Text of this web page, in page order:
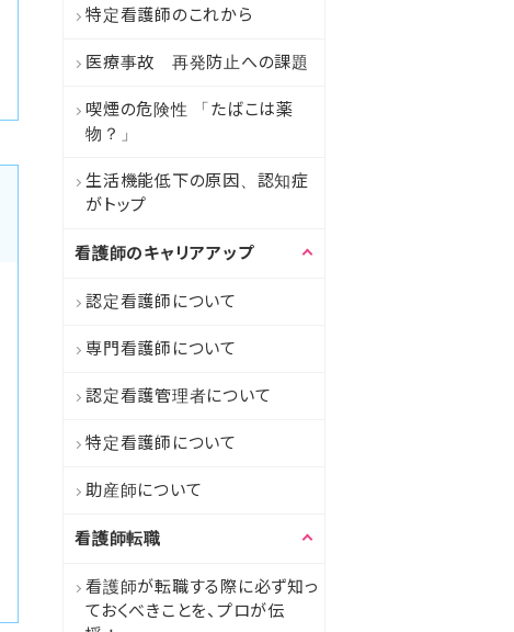
特定看護師のこれから
医療事故 再発防止への課題
喫煙の危険性 「たばこは薬
物？」
生活機能低下の原因、認知症
がトップ
看護師のキャリアアップ
認定看護師について
専門看護師について
認定看護管理者について
特定看護師について
助産師について
看護師転職
看護師が転職する際に必ず知っ
ておくべきことを、プロが伝